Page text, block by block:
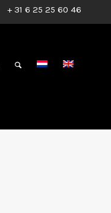
+ 31 6 25 25 60 46